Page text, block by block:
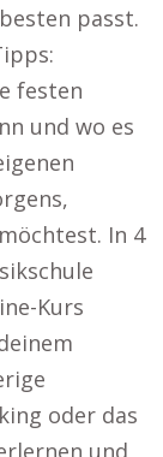
passt.
festen
und wo es
In 4
Kurs
oder das
und